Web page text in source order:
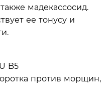
мадекассосид.
ее тонусу и